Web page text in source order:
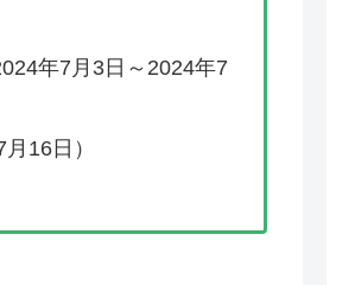
年7月3日～2024年7
16日）